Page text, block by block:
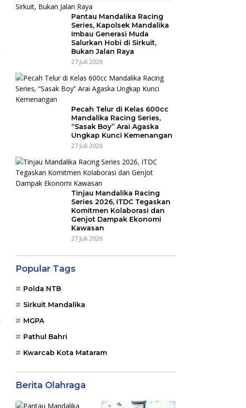
Pantau Mandalika Racing
Series, Kapolsek Mandalika
Imbau Generasi Muda
Salurkan Hobi di Sirkuit,
Bukan Jalan Raya
27 Juli 2026
Pecah Telur di Kelas 600cc
Mandalika Racing Series,
“Sasak Boy” Arai Agaska
Ungkap Kunci Kemenangan
27 Juli 2026
Tinjau Mandalika Racing
Series 2026, ITDC Tegaskan
Komitmen Kolaborasi dan
Genjot Dampak Ekonomi
Kawasan
27 Juli 2026
Popular Tags
Polda NTB
Sirkuit Mandalika
MGPA
Pathul Bahri
Kwarcab Kota Mataram
Berita Olahraga